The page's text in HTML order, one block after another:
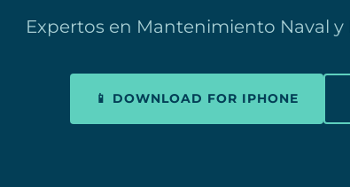
Expertos en Mantenimiento Naval
📱 DOWNLOAD FOR IPHONE